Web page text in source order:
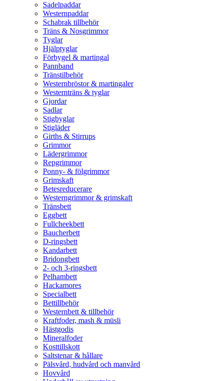
Sadelpaddar
Westernpaddar
Schabrak tillbehör
Träns & Nosgrimmor
Tyglar
Hjälptyglar
Förbygel & martingal
Pannband
Tränstilbehör
Westernbröstor & martingaler
Westernträns & tyglar
Gjordar
Sadlar
Stigbyglar
Stigläder
Girths & Stirrups
Grimmor
Lädergrimmor
Repgrimmor
Ponny- & fölgrimmor
Grimskaft
Betesreducerare
Westerngrimmor & grimskaft
Tränsbett
Eggbett
Fullcheekbett
Baucherbett
D-ringsbett
Kandarbett
Bridongbett
2- och 3-ringsbett
Pelhambett
Hackamores
Specialbett
Bettillbehör
Westernbett & tillbehör
Kraftfoder, mash & müsli
Hästgodis
Mineralfoder
Kosttillskott
Saltstenar & hållare
Pälsvård, hudvård och manvård
Hovvård